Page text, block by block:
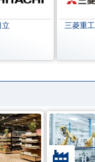
立 三菱重工